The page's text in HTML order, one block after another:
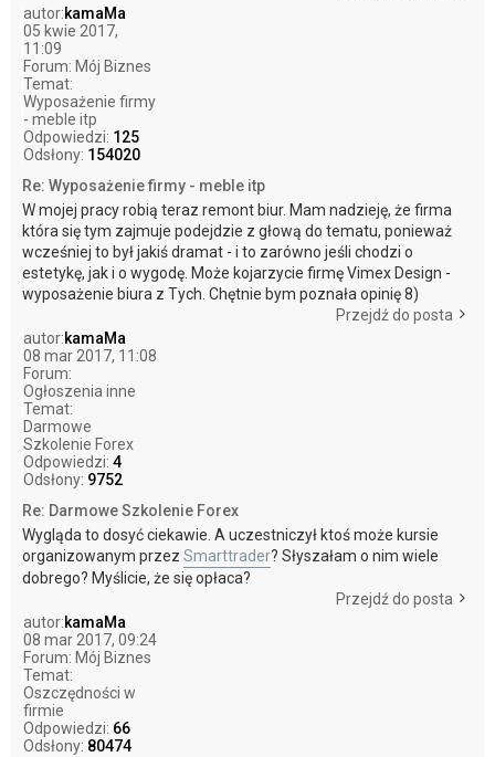
autor:kamaMa
05 kwie 2017,
11:09
Forum: Mój Biznes
Temat:
Wyposażenie firmy
- meble itp
Odpowiedzi: 125
Odsłony: 154020
Re: Wyposażenie firmy - meble itp
W mojej pracy robią teraz remont biur. Mam nadzieję, że firma
która się tym zajmuje podejdzie z głową do tematu, ponieważ
wcześniej to był jakiś dramat - i to zarówno jeśli chodzi o
estetykę, jak i o wygodę. Może kojarzycie firmę Vimex Design -
wyposażenie biura z Tych. Chętnie bym poznała opinię 8)
Przejdź do posta
autor:kamaMa
08 mar 2017, 11:08
Forum:
Ogłoszenia inne
Temat:
Darmowe
Szkolenie Forex
Odpowiedzi: 4
Odsłony: 9752
Re: Darmowe Szkolenie Forex
Wygląda to dosyć ciekawie. A uczestniczył ktoś może kursie
organizowanym przez Smarttrader? Słyszałam o nim wiele
dobrego? Myślicie, że się opłaca?
Przejdź do posta
autor:kamaMa
08 mar 2017, 09:24
Forum: Mój Biznes
Temat:
Oszczędności w
firmie
Odpowiedzi: 66
Odsłony: 80474